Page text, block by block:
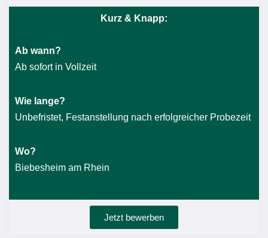
Kurz & Knapp:
Ab wann?
Ab sofort in Vollzeit
Wie lange?
Unbefristet, Festanstellung nach erfolgreicher Probezeit
Wo?
Biebesheim am Rhein
Jetzt bewerben